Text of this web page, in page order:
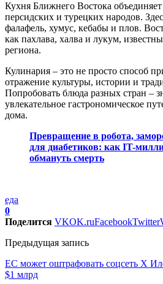
Кухня Ближнего Востока
персидских и турецких народов.
фалафель, хумус, кебабы и плов.
как пахлава, халва и лукум,
региона.
Кулинария – это не просто способ
отражение культуры, истории и
Попробовать блюда разных стран –
увлекательное гастрономическое
дома.
Превращение в робота,
для диабетиков: как IT-
обмануть смерть
еда
0
Поделится VKOK.ruFacebookTwitter
Предыдущая запись
ЕС может оштрафовать соцсеть X
$1 млрд